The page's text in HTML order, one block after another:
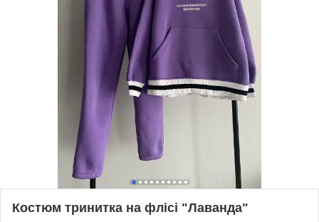
Костюм тринитка на флісі "Лаванда"